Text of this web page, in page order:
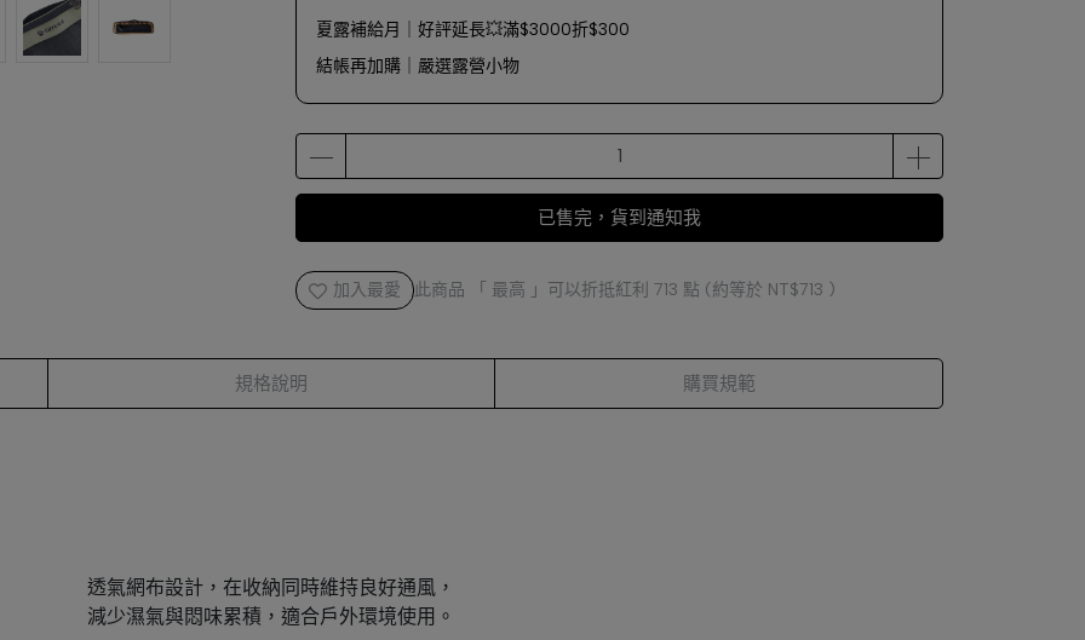
夏露補給月｜好評延長💥滿$3000折$300
結帳再加購｜嚴選露營小物
已售完，貨到通知我
加入最愛 此商品 「 最高 」可以折抵紅利 713 點 (約等於 NT$713 )
規格說明 購買規範
透氣網布設計，在收納同時維持良好通風，
減少濕氣與悶味累積，適合戶外環境使用。